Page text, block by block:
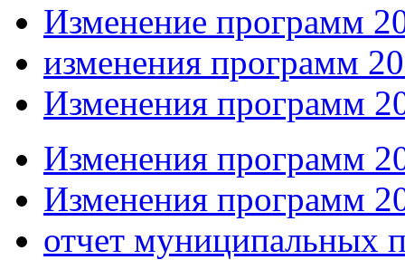
Изменение программ
изменения программ
Изменения программ
Изменения программ
Изменения программ
отчет муниципальных